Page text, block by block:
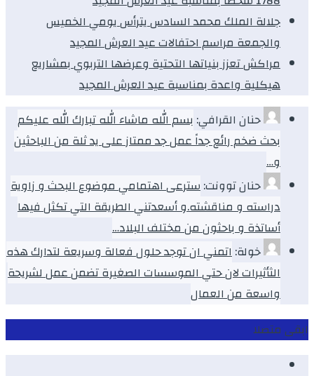
جلالة الملك محمد السادس يترأس يومي الخميس
والجمعة مراسم احتفالات عيد العرش المجيد
مراكش تعزز بنياتها التحتية وعرضها التربوي بمشاريع
هيكلية واعدة بمناسبة عيد العرش المجيد
حنان القرافي: بسم الله ماشاء الله تبارك الله عليكم
بحث ضخم رائع جداً عمل جد ممتاز على يد ثلة من الباحثين
و…
حنان توونت:سترعى اهتمامي موضوع البحث و زاوية
دراسته و مناقشته.و أسعدتني الطريقة التي تكثل فيها
أساتذة و باحثون من مختلف البلاد…
خولة:اتمني ان توجد حلول فعالة وسريعة لتدارك هذه
الثأثيرات لان حتي الموسسات الصغيرة تضمن عمل لشريحة
واسعة من العمال
ابقى متصلا